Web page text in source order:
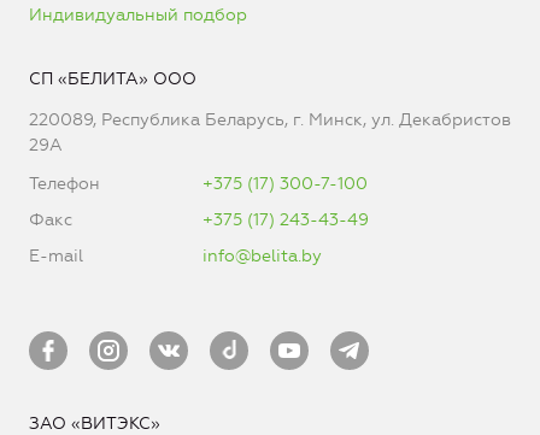
Индивидуальный подбор
СП «БЕЛИТА» ООО
220089, Республика Беларусь, г. Минск, ул. Декабристов
29А
Телефон
+375 (17) 300-7-100
Факс
+375 (17) 243-43-49
E-mail
info@belita.by
ЗАО «ВИТЭКС»